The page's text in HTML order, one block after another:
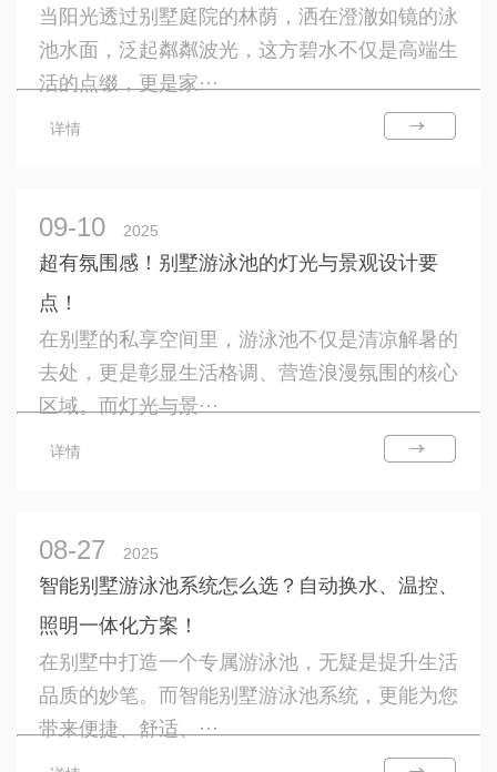
当阳光透过别墅庭院的林荫，洒在澄澈如镜的泳
池水面，泛起粼粼波光，这方碧水不仅是高端生
活的点缀，更是家···
详情
09-10 2025
超有氛围感！别墅游泳池的灯光与景观设计要
点！
在别墅的私享空间里，游泳池不仅是清凉解暑的
去处，更是彰显生活格调、营造浪漫氛围的核心
区域。而灯光与景···
详情
08-27 2025
智能别墅游泳池系统怎么选？自动换水、温控、
照明一体化方案！
在别墅中打造一个专属游泳池，无疑是提升生活
品质的妙笔。而智能别墅游泳池系统，更能为您
带来便捷、舒适、···